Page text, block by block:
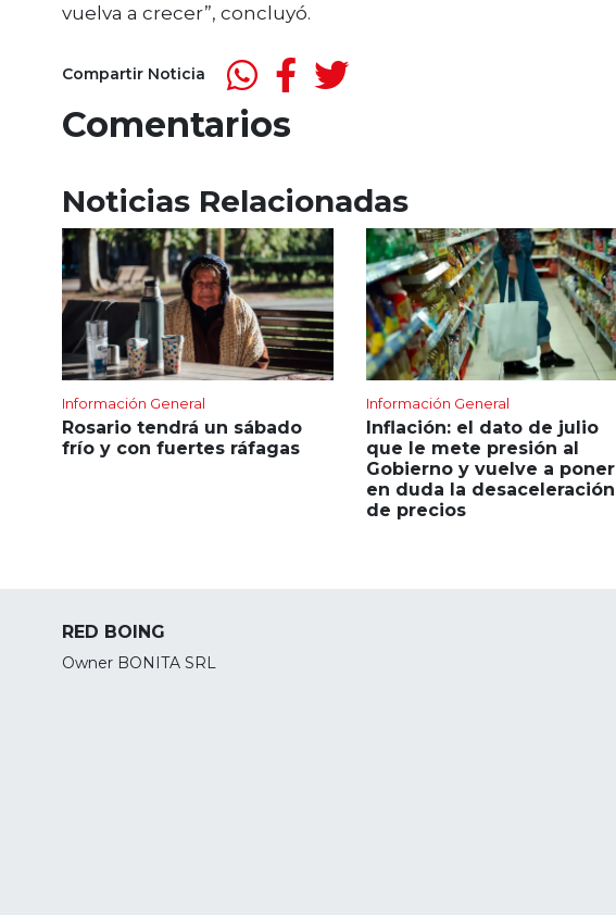
vuelva a crecer”, concluyó.
Compartir Noticia
Comentarios
Noticias Relacionadas
Información General
Rosario tendrá un sábado
frío y con fuertes ráfagas
Información General
Inflación: el dato de julio
que le mete presión al
Gobierno y vuelve a poner
en duda la desaceleración
de precios
RED BOING
Owner BONITA SRL